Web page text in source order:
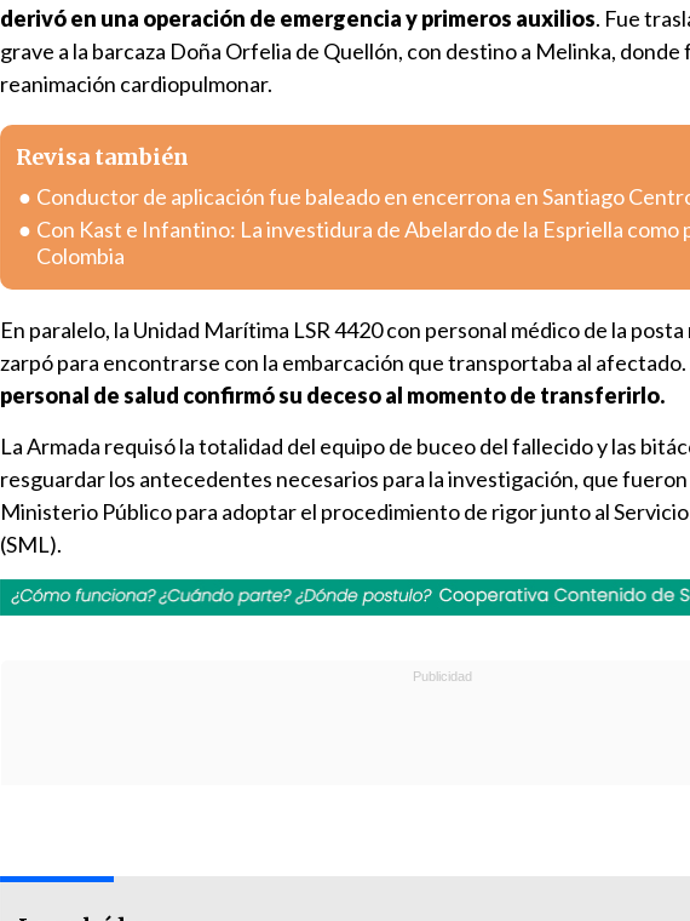
derivó en una operación de emergencia y primeros auxilios. Fue
grave a la barcaza Doña Orfelia de Quellón, con destino a Melinka, donde
reanimación cardiopulmonar.
Revisa también
Conductor de aplicación fue baleado en encerrona en Santiago
Con Kast e Infantino: La investidura de Abelardo de la Espriella como
Colombia
En paralelo, la Unidad Marítima LSR 4420 con personal médico de la
zarpó para encontrarse con la embarcación que transportaba al afectado.
personal de salud confirmó su decesoal momento de transferirlo.
La Armada requisó la totalidad del equipo de buceo del fallecido y las
resguardar los antecedentes necesarios para la investigación, que
Ministerio Público para adoptar el procedimiento de rigor junto al
(SML).